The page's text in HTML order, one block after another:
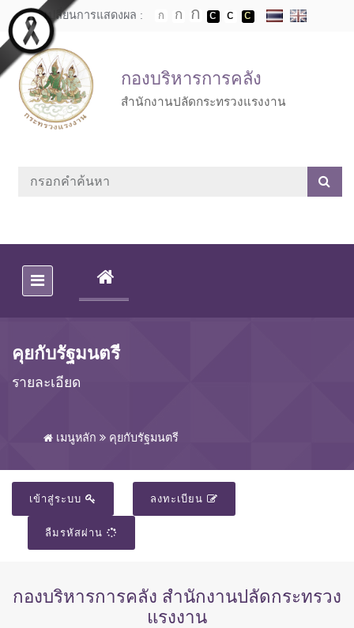
Skip to main content
เปลี่ยนการแสดงผล :
กองบริหารการคลัง
สำนักงานปลัดกระทรวงแรงงาน
(CURRENT)
คุยกับรัฐมนตรี
รายละเอียด
เมนูหลัก คุยกับรัฐมนตรี
เข้าสู่ระบบ ลงทะเบียน
ลืมรหัสผ่าน
กองบริหารการคลัง สำนักงานปลัดกระทรวง
แรงงาน